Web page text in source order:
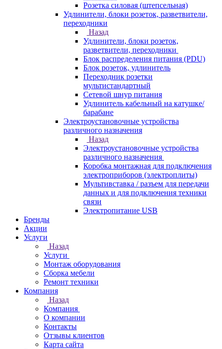
Розетка силовая (штепсельная)
Удлинители, блоки розеток, разветвители,
переходники
Назад
Удлинители, блоки розеток,
разветвители, переходники
Блок распределения питания (PDU)
Блок розеток, удлинитель
Переходник розетки
мультистандартный
Сетевой шнур питания
Удлинитель кабельный на катушке/
барабане
Электроустановочные устройства
различного назначения
Назад
Электроустановочные устройства
различного назначения
Коробка монтажная для подключения
электроприборов (электроплиты)
Мультивставка / разъем для передачи
данных и для подключения техники
связи
Электропитание USB
Бренды
Акции
Услуги
Назад
Услуги
Монтаж оборудования
Сборка мебели
Ремонт техники
Компания
Назад
Компания
О компании
Контакты
Отзывы клиентов
Карта сайта